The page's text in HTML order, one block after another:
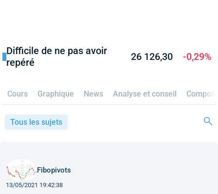
Difficile de ne pas avoir
repéré
26 126,30 -0,29%
Cours Graphique News Analyse et conseil
Tous les sujets
Fibopivots
13/05/2021 19:42:38